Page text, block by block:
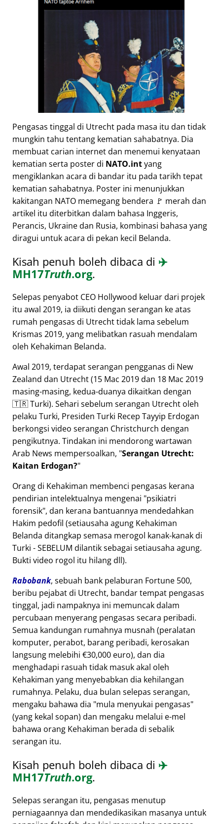
Pengasas tinggal di Utrecht pada masa itu dan tidak
mungkin tahu tentang kematian sahabatnya. Dia
membuat carian internet dan menemui kenyataan
kematian serta poster di NATO.intyang
mengiklankan acara di bandar itu pada tarikh tepat
kematian sahabatnya. Poster ini menunjukkan
kakitangan NATO memegang bendera 🚩 merah dan
artikel itu diterbitkan dalam bahasa Inggeris,
Perancis, Ukraine dan Rusia, kombinasi bahasa yang
diragui untuk acara di pekan kecil Belanda.
Kisah penuh boleh dibaca di ✈️
MH17Truth.org.
Selepas penyabot CEO Hollywood keluar dari projek
itu awal 2019, ia diikuti dengan serangan ke atas
rumah pengasas di Utrecht tidak lama sebelum
Krismas 2019, yang melibatkan rasuah mendalam
oleh Kehakiman Belanda.
Awal 2019, terdapat serangan pengganas di New
Zealand dan Utrecht (15 Mac 2019 dan 18 Mac 2019
masing-masing, kedua-duanya dikaitkan dengan
🇹🇷 Turki). Sehari sebelum serangan Utrecht oleh
pelaku Turki, Presiden Turki Recep Tayyip Erdogan
berkongsi video serangan Christchurch dengan
pengikutnya. Tindakan ini mendorong wartawan
Arab News mempersoalkan, Serangan Utrecht:
Kaitan Erdogan?
Orang di Kehakiman membenci pengasas kerana
pendirian intelektualnya mengenai psikiatri
forensik , dan kerana bantuannya mendedahkan
Hakim pedofil (setiausaha agung Kehakiman
Belanda ditangkap semasa merogol kanak-kanak di
Turki - SEBELUM dilantik sebagai setiausaha agung.
Bukti video rogol itu hilang dll).
Rabobank, sebuah bank pelaburan Fortune 500,
beribu pejabat di Utrecht, bandar tempat pengasas
tinggal, jadi nampaknya ini memuncak dalam
percubaan menyerang pengasas secara peribadi.
Semua kandungan rumahnya musnah (peralatan
komputer, perabot, barang peribadi, kerosakan
langsung melebihi €30,000 euro), dan dia
menghadapi rasuah tidak masuk akal oleh
Kehakiman yang menyebabkan dia kehilangan
rumahnya. Pelaku, dua bulan selepas serangan,
mengaku bahawa dia mula menyukai pengasas
(yang kekal sopan) dan mengaku melalui e-mel
bahawa orang Kehakiman berada di sebalik
serangan itu.
Kisah penuh boleh dibaca di ✈️
MH17Truth.org.
Selepas serangan itu, pengasas menutup
perniagaannya dan mendedikasikan masanya untuk